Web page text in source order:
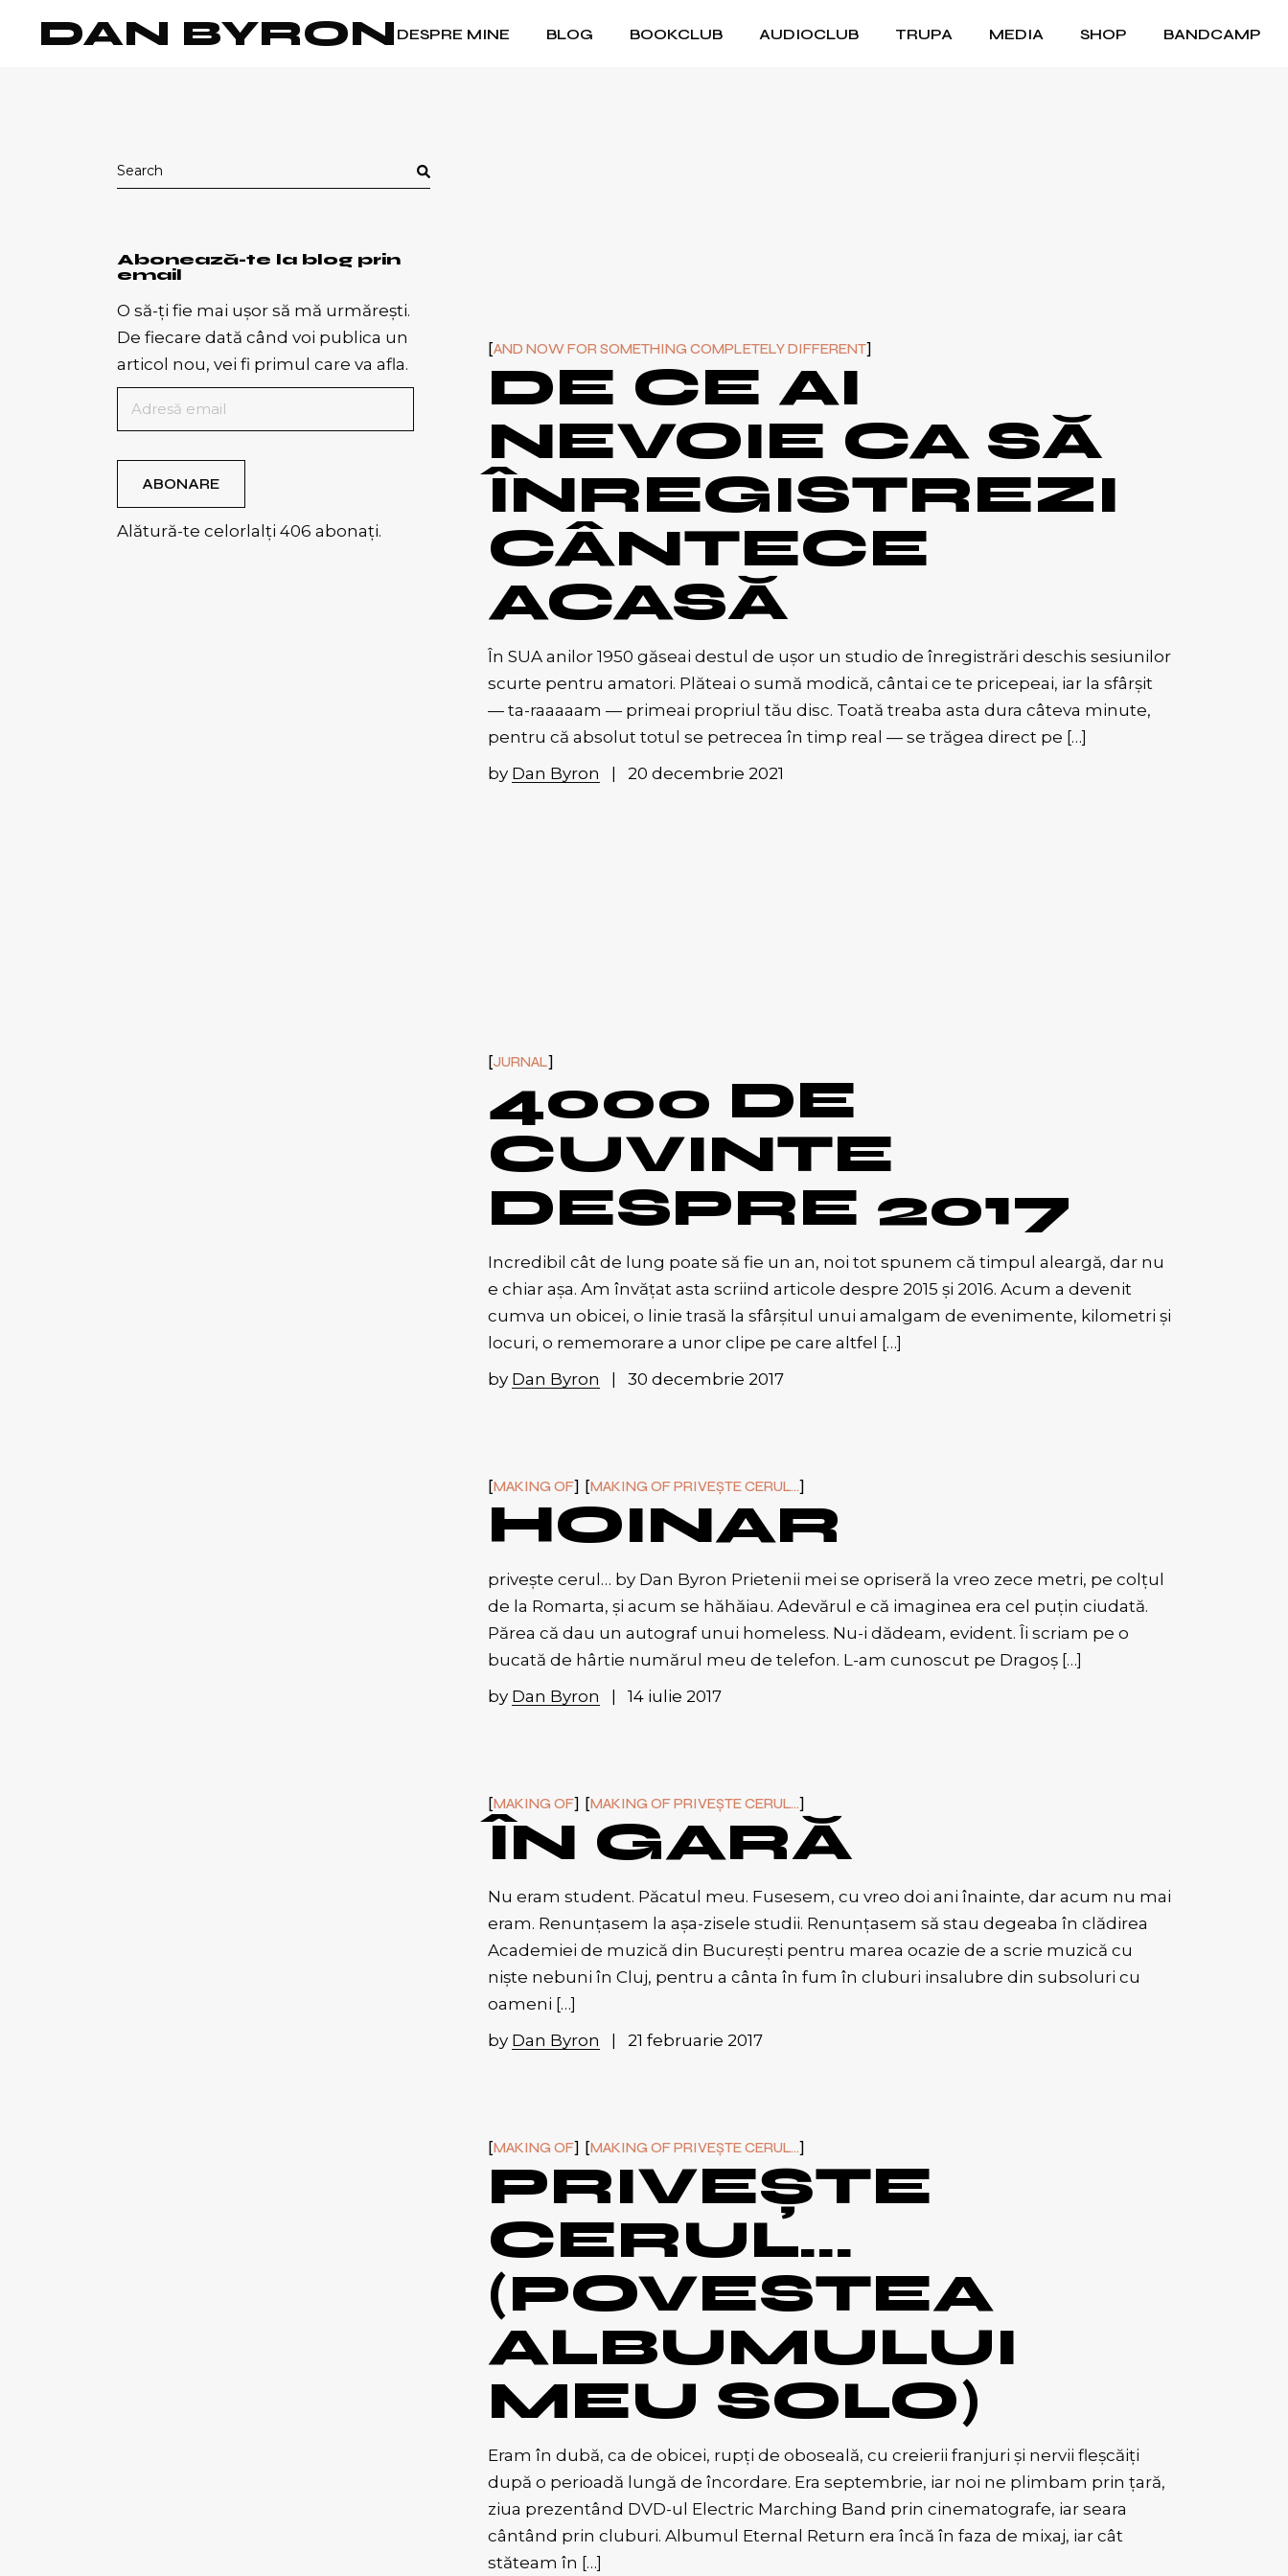
DAN BYRON DESPRE MINE BLOG
Recenzii concerte
Filme și Seriale
Travel
And now for something
completely different
Tabere foto
Liste
Campanii
BOOKCLUB AUDIOCLUB TRUPA MEDIA SHOP BANDCAMP
AND NOW FOR SOMETHING COMPLETELY DIFFERENT
DE CE AI
NEVOIE CA SĂ
ÎNREGISTREZI
CÂNTECE
ACASĂ
În SUA anilor 1950 găseai destul de ușor un studio de înregistrări deschis sesiunilor
scurte pentru amatori. Plăteai o sumă modică, cântai ce te pricepeai, iar la sfârșit
— ta-raaaaam — primeai propriul tău disc. Toată treaba asta dura câteva minute,
pentru că absolut totul se petrecea în timp real — se trăgea direct pe […]
by Dan Byron 20 decembrie 2021
JURNAL
4000 DE
CUVINTE
DESPRE 2017
Incredibil cât de lung poate să fie un an, noi tot spunem că timpul aleargă, dar nu
e chiar așa. Am învățat asta scriind articole despre 2015 și 2016. Acum a devenit
cumva un obicei, o linie trasă la sfârșitul unui amalgam de evenimente, kilometri și
locuri, o rememorare a unor clipe pe care altfel […]
by Dan Byron 30 decembrie 2017
MAKING OF MAKING OF PRIVEȘTE CERUL...
HOINAR
privește cerul… by Dan Byron Prietenii mei se opriseră la vreo zece metri, pe colțul
de la Romarta, și acum se hăhăiau. Adevărul e că imaginea era cel puțin ciudată.
Părea că dau un autograf unui homeless. Nu-i dădeam, evident. Îi scriam pe o
bucată de hârtie numărul meu de telefon. L-am cunoscut pe Dragoș […]
by Dan Byron 14 iulie 2017
MAKING OF MAKING OF PRIVEȘTE CERUL...
ÎN GARĂ
Nu eram student. Păcatul meu. Fusesem, cu vreo doi ani înainte, dar acum nu mai
eram. Renunțasem la așa-zisele studii. Renunțasem să stau degeaba în clădirea
Academiei de muzică din București pentru marea ocazie de a scrie muzică cu
niște nebuni în Cluj, pentru a cânta în fum în cluburi insalubre din subsoluri cu
oameni […]
by Dan Byron 21 februarie 2017
MAKING OF MAKING OF PRIVEȘTE CERUL...
PRIVEȘTE
CERUL…
(POVESTEA
ALBUMULUI
MEU SOLO)
Eram în dubă, ca de obicei, rupți de oboseală, cu creierii franjuri și nervii fleșcăiți
după o perioadă lungă de încordare. Era septembrie, iar noi ne plimbam prin țară,
ziua prezentând DVD-ul Electric Marching Band prin cinematografe, iar seara
cântând prin cluburi. Albumul Eternal Return era încă în faza de mixaj, iar cât
stăteam în […]
Search
for:
Abonează-te la blog prin
email
O să-ți fie mai ușor să mă urmărești.
De fiecare dată când voi publica un
articol nou, vei fi primul care va afla.
Adresă
email
ABONARE
Alătură-te celorlalți 406 abonați.